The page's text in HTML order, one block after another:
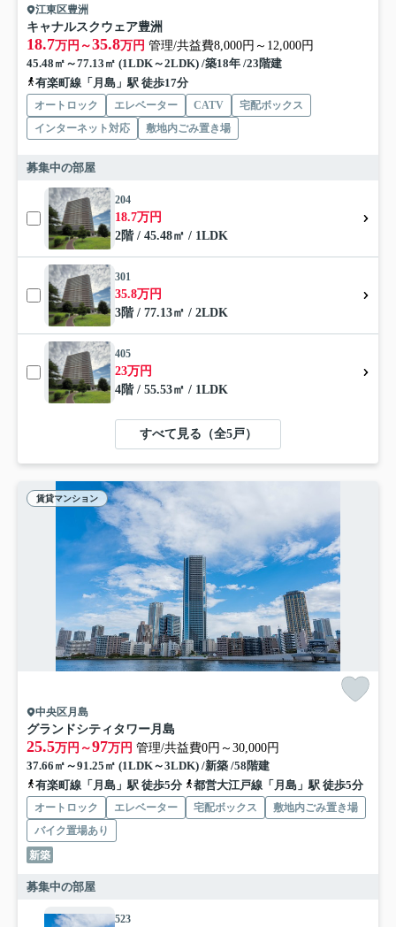
江東区豊洲
キャナルスクウェア豊洲
18.7万円～35.8万円 管理/共益費8,000円～12,000円
45.48㎡～77.13㎡ (1LDK～2LDK) /築18年 /23階建
有楽町線「月島」駅 徒歩17分
オートロック エレベーター CATV
宅配ボックス
インターネット対応
敷地内ごみ置き場
募集中の部屋
204
18.7万円
2階 / 45.48㎡ / 1LDK
301
35.8万円
3階 / 77.13㎡ / 2LDK
405
23万円
4階 / 55.53㎡ / 1LDK
すべて見る（全5戸）
賃貸マンション
中央区月島
グランドシティタワー月島
25.5万円～97万円 管理/共益費0円～30,000円
37.66㎡～91.25㎡ (1LDK～3LDK) /新築 /58階建
有楽町線「月島」駅 徒歩5分
都営大江戸線「月島」駅 徒歩5分
オートロック エレベーター 宅配ボックス
敷地内ごみ置き場
バイク置場あり
新築
募集中の部屋
523